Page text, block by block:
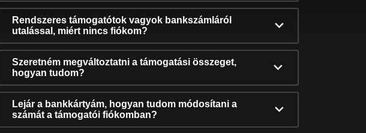
Rendszeres támogatótok vagyok bankszámláról
utalással, miért nincs fiókom?
Szeretném megváltoztatni a támogatási összeget,
hogyan tudom?
Lejár a bankkártyám, hogyan tudom módosítani a
számát a támogatói fiókomban?